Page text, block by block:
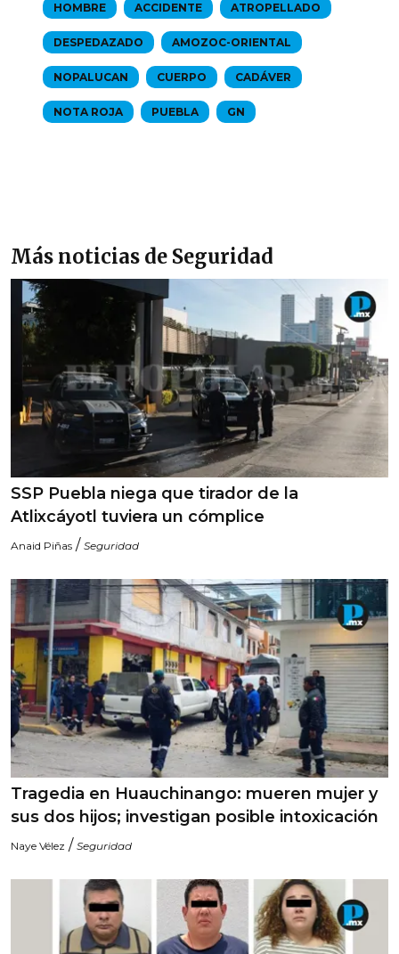
HOMBRE ACCIDENTE ATROPELLADO
DESPEDAZADO AMOZOC-ORIENTAL
NOPALUCAN CUERPO CADÁVER
NOTA ROJA PUEBLA GN
Más noticias de Seguridad
SSP Puebla niega que tirador de la
Atlixcáyotl tuviera un cómplice
Anaid Piñas / Seguridad
Tragedia en Huauchinango: mueren mujer y
sus dos hijos; investigan posible intoxicación
Naye Vélez / Seguridad